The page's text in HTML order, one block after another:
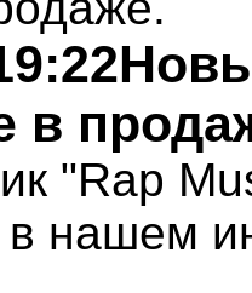
в
"Rap
нашем